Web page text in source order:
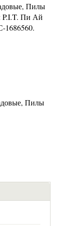
Пилы
P.I.T. Пи Ай
1686560.
Пилы